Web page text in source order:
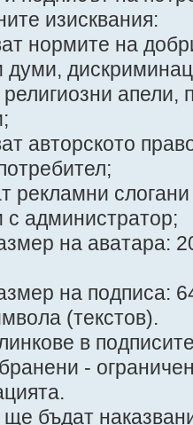
изисквания:
нормите на
думи,
апели,
авторското
рекламни
с администратор;
на аватара:
на подписа:
(текстов).
в
-
бъдат